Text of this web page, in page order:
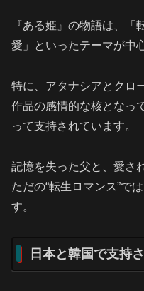
『ある姫』の物語は、
愛」といったテーマが中
特に、アタナシアとクロ
作品の感情的な核となっ
って支持されています。
記憶を失った父と、愛さ
ただの“転生ロマンス”で
す。
日本と韓国で支持